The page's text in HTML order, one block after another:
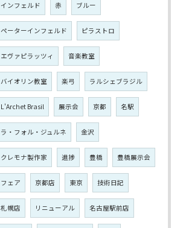
インフェルド 赤 ブルー
ペーターインフェルド ピラストロ
エヴァピラッツィ 音楽教室
バイオリン教室 楽弓 ラルシェブラジル
L'Archet Brasil 展示会 京都 名駅
ラ・フォル・ジュルネ 金沢
クレモナ製作家 進捗 豊橋 豊橋展示会
フェア 京都店 東京 技術日記
札幌店 リニューアル 名古屋駅前店